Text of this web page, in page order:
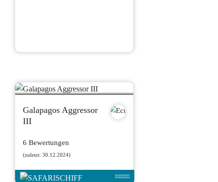
Galapagos Aggressor
III
6 Bewertungen
(zuletzt: 30.12.2024)